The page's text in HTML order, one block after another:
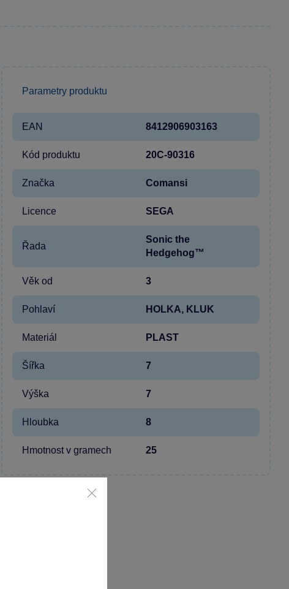
Parametry produktu
EAN 8412906903163
Kód produktu 20C-90316
Značka Comansi
Licence SEGA
Řada
Sonic the
Hedgehog™
Věk od 3
Pohlaví HOLKA, KLUK
Materiál PLAST
Šířka 7
Výška 7
Hloubka 8
Hmotnost v gramech 25